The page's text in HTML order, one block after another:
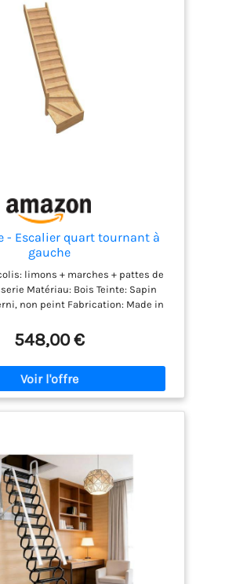
- Escalier quart tournant à
gauche
limons + marches + pattes de
Matériau: Bois Teinte: Sapin
non peint Fabrication: Made in
548,00 €